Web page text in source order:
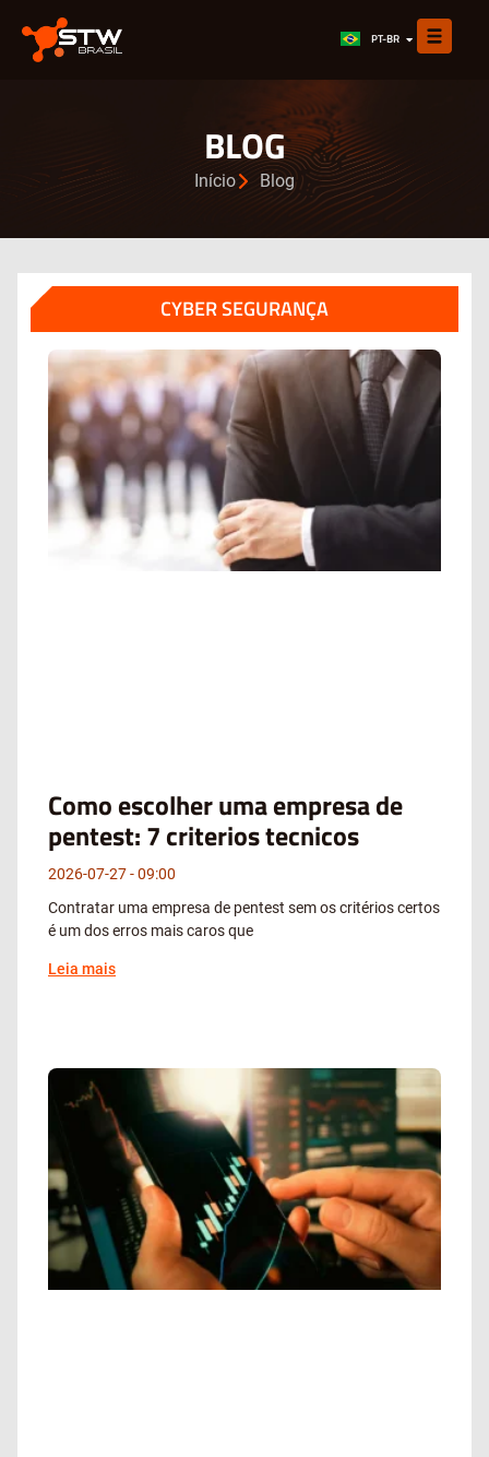
PT-BR
ES
BLOG
Início Blog
CYBER SEGURANÇA
Como escolher uma empresa de
pentest: 7 criterios tecnicos
2026-07-27
09:00
Contratar uma empresa de pentest sem os critérios certos
é um dos erros mais caros que
Leia mais